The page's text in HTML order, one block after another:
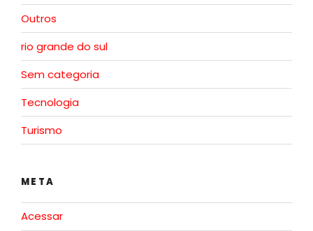
Outros
rio grande do sul
Sem categoria
Tecnologia
Turismo
META
Acessar